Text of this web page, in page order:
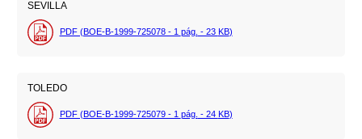
SEVILLA
PDF (BOE-B-1999-725078 - 1 pág. - 23 KB)
TOLEDO
PDF (BOE-B-1999-725079 - 1 pág. - 24 KB)